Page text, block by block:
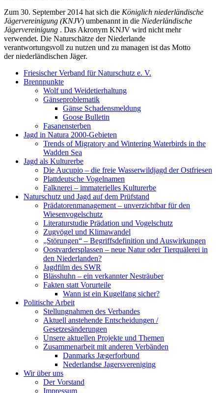
Zum 30. September 2014 hat sich die Königlich niederländische
Jägervereinigung (KNJV) umbenannt in die Niederländische
Jägervereinigung . Das Akronym KNJV wird nicht mehr
verwendet. Die Naturschätze der Niederlande
verantwortungsvoll zu nutzen und zu managen ist das Motto
der niederländischen Jäger.
Friesischer Verband für Naturschutz e. V.
Brennpunkte
Wolf und Weidetierhaltung
Gänseproblematik
Gänse Schadensmeldung
Goose Bulletin
Fasanensterben
Jagd in Natura 2000-Gebieten
Trends of Migratory and Wintering Waterbirds in the
Wadden Sea
Jagd als Kulturerbe
Die Aucupio – die freie Wasserwildjagd der Ostfriesen
Plattdeutsche Vogelnamen
Falknerei – immaterielles Kulturerbe
Naturschutz und Jagd auf dem Prüfstand
Prädatorenmanagement – unverzichtbar für den
Wiesenvogelschutz
Literaturstudie Prädation und Vogelschutz
Zugvögel und Klimawandel
„Störungen“ – Begriffsdefinition und Auswirkungen
Oostvardersplassen – neue Natur oder Tierquälerei in
den Niederlanden?
Jagdfilm des SWR
Blässhuhn – ein verkannter Nesträuber
Fakten statt Vorurteile
Wann ist ein Kugelfang sicher?
Politische Arbeit
Stellungnahmen des Verbandes
Aktuell anstehende Entscheidungen /
Gesetzesänderungen
Unsere aktuellen Projekte und Themen
Zusammenarbeit mit anderen Verbänden
Danmarks Jægerforbund
Nederlandse Jagersvereniging
Wir über uns
Der Vorstand
Impressum